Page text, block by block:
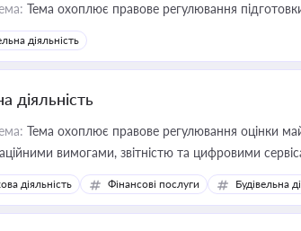
Тема охоплює правове регулювання
діяльність
діяльність
Тема охоплює правове регулювання оцінки
вимогами, звітністю та цифровими
у цій сфері корисне для власника бізнесу,
оренди державного майна, корпоративних угод
діяльність Фінансові послуги Будівельна